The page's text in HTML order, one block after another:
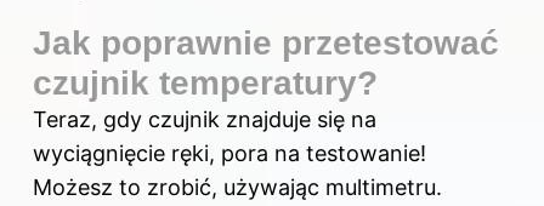
Jak poprawnie przetestować
czujnik temperatury?
Teraz, gdy czujnik znajduje się na
wyciągnięcie ręki, pora na testowanie!
Możesz to zrobić, używając multimetru.